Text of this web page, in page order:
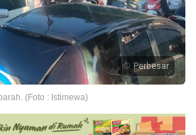
Perbesar
(Foto : Istimewa)